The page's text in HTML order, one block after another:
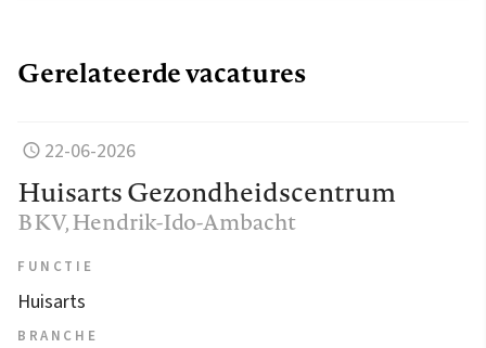
Gerelateerde vacatures
22-06-2026
Huisarts Gezondheidscentrum
BKV, Hendrik-Ido-Ambacht
FUNCTIE
Huisarts
BRANCHE